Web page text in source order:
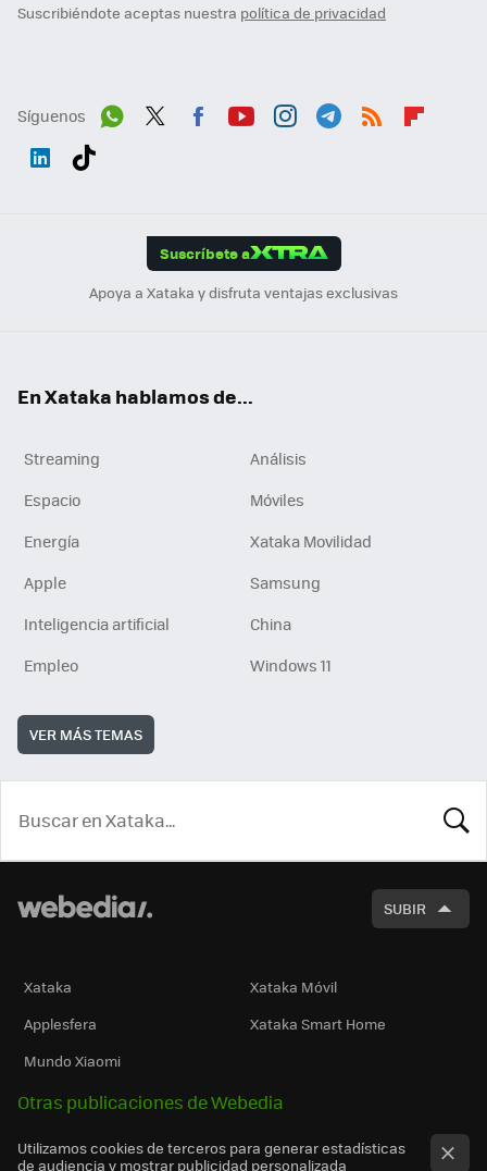
Suscribiéndote aceptas nuestra política de privacidad
Síguenos
Suscríbete a
Apoya a Xataka y disfruta ventajas exclusivas
En Xataka hablamos de...
Streaming
Análisis
Espacio
Móviles
Energía
Xataka Movilidad
Apple
Samsung
Inteligencia artificial
China
Empleo
Windows 11
VER MÁS TEMAS
SUBIR
Xataka
Xataka Móvil
Applesfera
Xataka Smart Home
Mundo Xiaomi
Otras publicaciones de Webedia
Utilizamos cookies de terceros para generar estadísticas
de audiencia y mostrar publicidad personalizada